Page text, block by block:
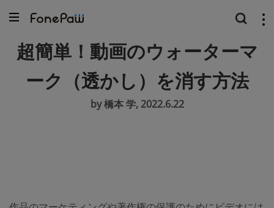
超簡単！動画のウォーターマ
ーク（透かし）を消す方法
by 橋本 学, 2022.6.22